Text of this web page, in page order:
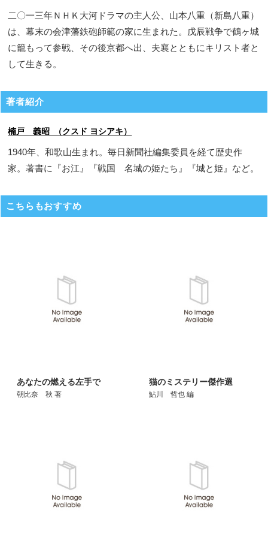
二〇一三年ＮＨＫ大河ドラマの主人公、山本八重（新島八重）
は、幕末の会津藩鉄砲師範の家に生まれた。戊辰戦争で鶴ヶ城
に籠もって参戦、その後京都へ出、夫襄とともにキリスト者と
して生きる。
著者紹介
楠戸 義昭 （クスド ヨシアキ）
1940年、和歌山生まれ。毎日新聞社編集委員を経て歴史作
家。著書に『お江』『戦国 名城の姫たち』『城と姫』など。
こちらもおすすめ
あなたの燃える左手で
朝比奈 秋 著
猫のミステリー傑作選
鮎川 哲也 編